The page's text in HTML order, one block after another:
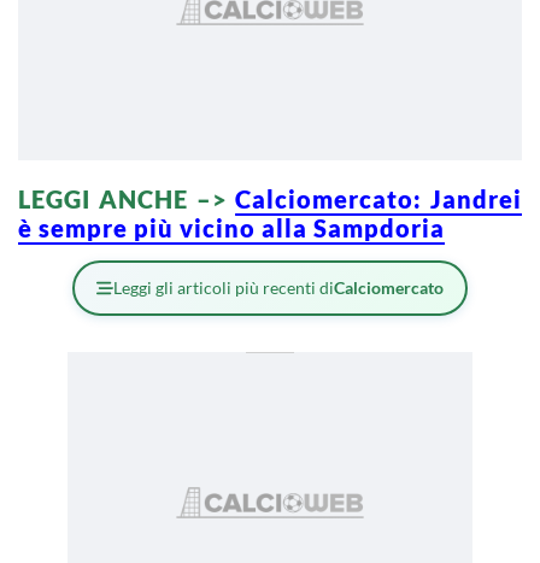
LEGGI ANCHE –> Calciomercato: Jandrei
è sempre più vicino alla Sampdoria
Leggi gli articoli più recenti diCalciomercato